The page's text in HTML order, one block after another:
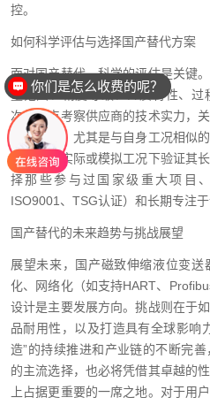
控。
如何科学评估与选择国产替代方案
面对国产替代，科学的评估是关键
量范围、精度等级、介质特性、过
次，重点考察供应商的技术实力，
应用案例，尤其是与自身工况相似
测试，在实际或模拟工况下验证其
择那些参与过国家级重大项目
ISO9001、TSG认证）和长期专注
国产替代的未来趋势与挑战展望
展望未来，国产磁致伸缩液位变
化、网络化（如支持HART、
设计是主要发展方向。挑战则在于
品耐用性，以及打造具有全球影响
造”的持续推进和产业链的不断完
的主流选择，也必将凭借其卓越的
上占据更重要的一席之地。对于用
你们是怎么收费的呢？